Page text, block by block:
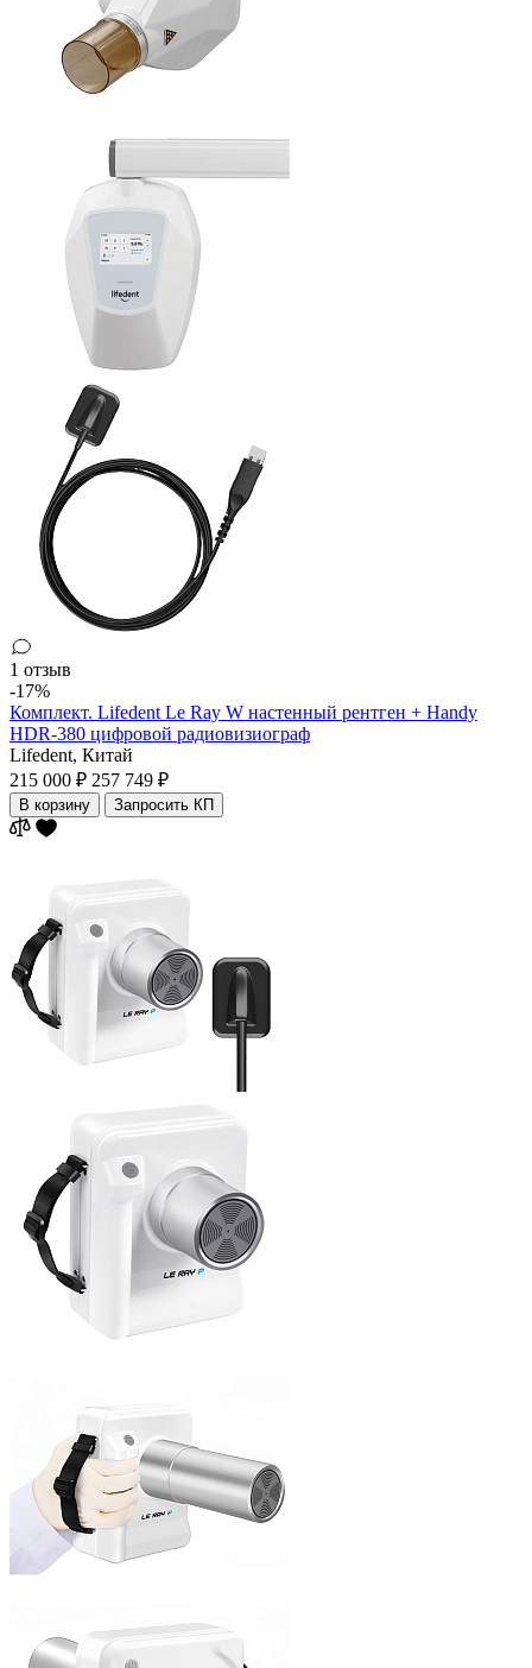
1 отзыв
-17%
Комплект. Lifedent Le Ray W настенный рентген + Handy
HDR-380 цифровой радиовизиограф
Lifedent, Китай
215 000 ₽ 257 749 ₽
В корзину Запросить КП